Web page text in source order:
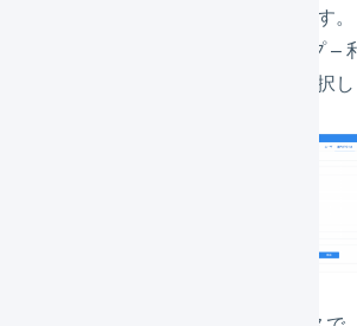
名称を登録します
MP設定グループ –
を選択